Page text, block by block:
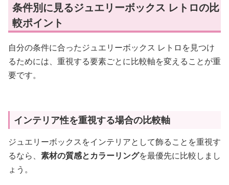
条件別に見るジュエリーボックス レトロの比
較ポイント
自分の条件に合ったジュエリーボックス レトロを見つけ
るためには、重視する要素ごとに比較軸を変えることが重
要です。
インテリア性を重視する場合の比較軸
ジュエリーボックスをインテリアとして飾ることを重視す
るなら、 素材の質感とカラーリングを最優先に比較しまし
ょう。